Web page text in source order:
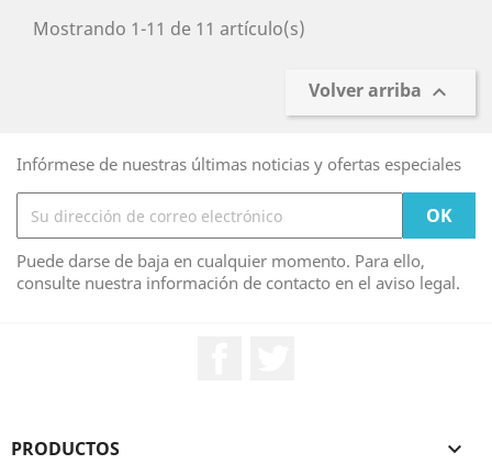
Mostrando 1-11 de 11 artículo(s)
Volver arriba 
Infórmese de nuestras últimas noticias y ofertas especiales
Puede darse de baja en cualquier momento. Para ello,
consulte nuestra información de contacto en el aviso legal.
PRODUCTOS 